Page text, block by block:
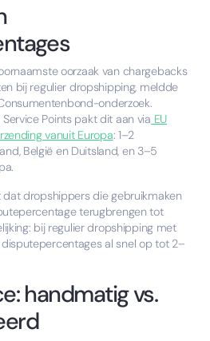
oorzaak van chargebacks
bij regulier dropshipping, meldde
onderzoek.
Points pakt dit aan via EU
vanuit Europa: 1–2
België en Duitsland, en 3–5
dropshippers die gebruikmaken
terugbrengen tot
bij regulier dropshipping met
al snel op tot 2–
handmatig vs.